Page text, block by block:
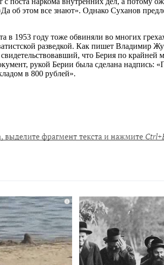
об этом все знают». Однако Суханов
в 1953 году тоже обвиняли во многих
разведкой. Как пишет Владимир
что Берия по крайней
рукой Берии была сделана
в 800 рублей».
i